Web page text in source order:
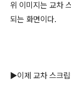
위 이미지는 교차
되는 화면이다.
▶이제 교차 스크